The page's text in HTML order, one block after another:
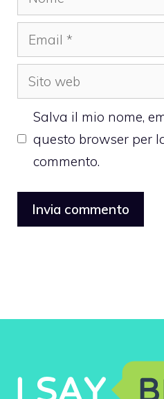
Email
Sito
web
Salva il mio nome,
questo browser per
commento.